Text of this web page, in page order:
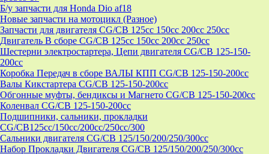
Б/у запчасти для Honda Dio af18
Новые запчасти на мотоцикл (Разное)
Запчасти для двигателя CG/CB 125cc 150cc 200cc 250cc
Двигатель В сборе CG/CB 125cc 150cc 200cc 250cc
Шестерни электростартера, Цепи двигателя CG/CB 125-150-
200cc
Коробка Передач в сборе ВАЛЫ КПП CG/CB 125-150-200cc
Валы Кикстартера CG/CB 125-150-200cc
Обгонные муфты, бендиксы и Магнето CG/CB 125-150-200cc
Коленвал CG/CB 125-150-200cc
Подшипники, сальники, прокладки
CG/CB125сс/150cc/200cc/250cc/300
Сальники двигателя CG/CB 125/150/200/250/300cc
Набор Прокладки Двигателя CG/CB 125/150/200/250/300cc